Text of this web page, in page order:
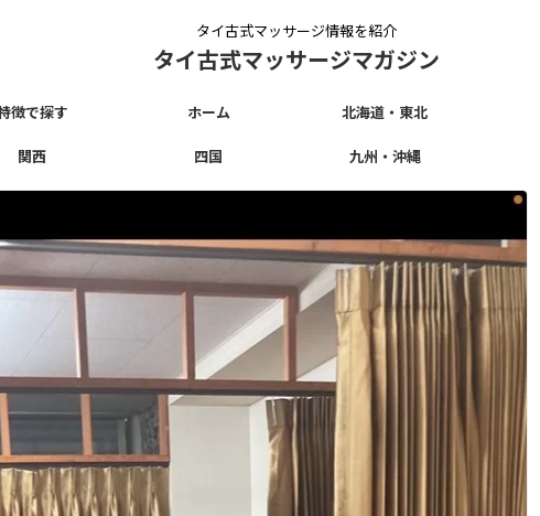
タイ古式マッサージ情報を紹介
タイ古式マッサージマガジン
徴で探す ホーム 北海道・東北
関西 四国 九州・沖縄